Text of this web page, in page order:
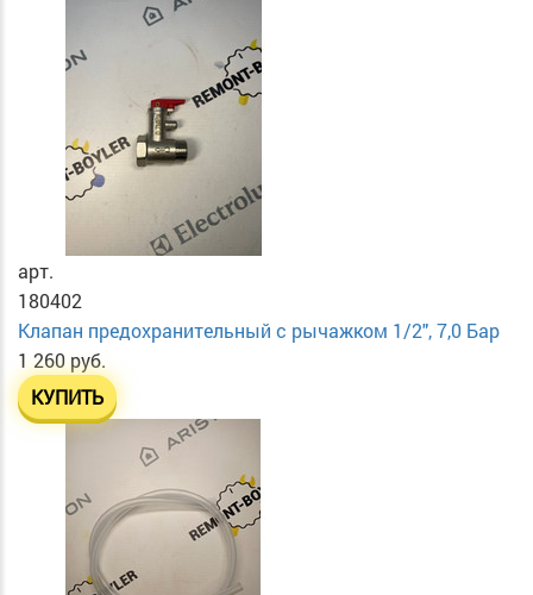
арт.
180402
Клапан предохранительный с рычажком 1/2", 7,0 Бар
1 260 руб.
КУПИТЬ